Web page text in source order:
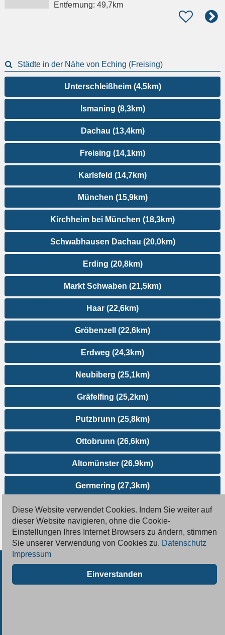
Entfernung: 49,7km
Städte in der Nähe von Eching (Freising)
Unterschleißheim (4,5km)
Ismaning (8,3km)
Dachau (13,4km)
Freising (14,1km)
Karlsfeld (14,7km)
München (15,9km)
Kirchheim bei München (18,3km)
Schwabhausen Dachau (20,0km)
Erding (20,8km)
Markt Schwaben (21,5km)
Haar (22,6km)
Gröbenzell (22,6km)
Erdweg (24,3km)
Neubiberg (25,1km)
Gräfelfing (25,2km)
Putzbrunn (25,8km)
Ottobrunn (26,6km)
Altomünster (26,9km)
Germering (27,3km)
Zorneding (28,1km)
© 2026 Deutsche Jobmarkt GmbH
Diese Website verwendet Cookies. Indem Sie weiter auf
dieser Website navigieren, ohne die Cookie-
Einstellungen Ihres Internet Browsers zu ändern, stimmen
Sie unserer Verwendung von Cookies zu. Datenschutz
Impressum
Einverstanden